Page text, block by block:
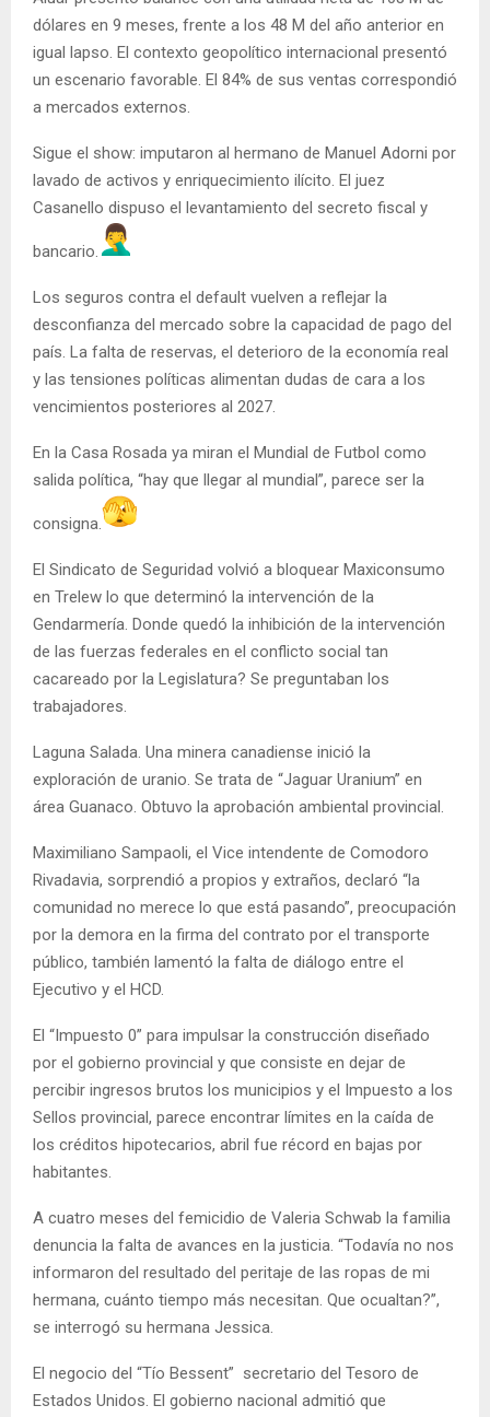
dólares en 9 meses, frente a los 48 M del año anterior en
igual lapso. El contexto geopolítico internacional presentó
un escenario favorable. El 84% de sus ventas correspondió
a mercados externos.
Sigue el show: imputaron al hermano de Manuel Adorni por
lavado de activos y enriquecimiento ilícito. El juez
Casanello dispuso el levantamiento del secreto fiscal y
bancario.
Los seguros contra el default vuelven a reflejar la
desconfianza del mercado sobre la capacidad de pago del
país. La falta de reservas, el deterioro de la economía real
y las tensiones políticas alimentan dudas de cara a los
vencimientos posteriores al 2027.
En la Casa Rosada ya miran el Mundial de Futbol como
salida política, “hay que llegar al mundial”, parece ser la
consigna.
El Sindicato de Seguridad volvió a bloquear Maxiconsumo
en Trelew lo que determinó la intervención de la
Gendarmería. Donde quedó la inhibición de la intervención
de las fuerzas federales en el conflicto social tan
cacareado por la Legislatura? Se preguntaban los
trabajadores.
Laguna Salada. Una minera canadiense inició la
exploración de uranio. Se trata de “Jaguar Uranium” en
área Guanaco. Obtuvo la aprobación ambiental provincial.
Maximiliano Sampaoli, el Vice intendente de Comodoro
Rivadavia, sorprendió a propios y extraños, declaró “la
comunidad no merece lo que está pasando”, preocupación
por la demora en la firma del contrato por el transporte
público, también lamentó la falta de diálogo entre el
Ejecutivo y el HCD.
El “Impuesto 0” para impulsar la construcción diseñado
por el gobierno provincial y que consiste en dejar de
percibir ingresos brutos los municipios y el Impuesto a los
Sellos provincial, parece encontrar límites en la caída de
los créditos hipotecarios, abril fue récord en bajas por
habitantes.
A cuatro meses del femicidio de Valeria Schwab la familia
denuncia la falta de avances en la justicia. “Todavía no nos
informaron del resultado del peritaje de las ropas de mi
hermana, cuánto tiempo más necesitan. Que ocualtan?”,
se interrogó su hermana Jessica.
El negocio del “Tío Bessent” secretario del Tesoro de
Estados Unidos. El gobierno nacional admitió que